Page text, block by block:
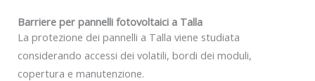
Barriere per pannelli fotovoltaici a Talla
La protezione dei pannelli a Talla viene studiata
considerando accessi dei volatili, bordi dei moduli,
copertura e manutenzione.